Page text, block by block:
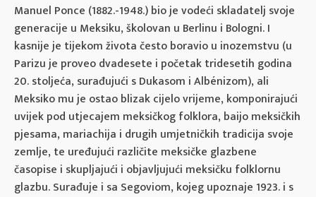
Manuel Ponce (1882.-1948.) bio je vodeći skladatelj svoje
generacije u Meksiku, školovan u Berlinu i Bologni. I
kasnije je tijekom života često boravio u inozemstvu (u
Parizu je proveo dvadesete i početak tridesetih godina
20. stoljeća, surađujući s Dukasom i Albénizom), ali
Meksiko mu je ostao blizak cijelo vrijeme, komponirajući
uvijek pod utjecajem meksičkog folklora, baijo meksičkih
pjesama, mariachija i drugih umjetničkih tradicija svoje
zemlje, te uređujući različite meksičke glazbene
časopise i skupljajući i objavljujući meksičku folklornu
glazbu. Surađuje i sa Segoviom, kojeg upoznaje 1923. i s